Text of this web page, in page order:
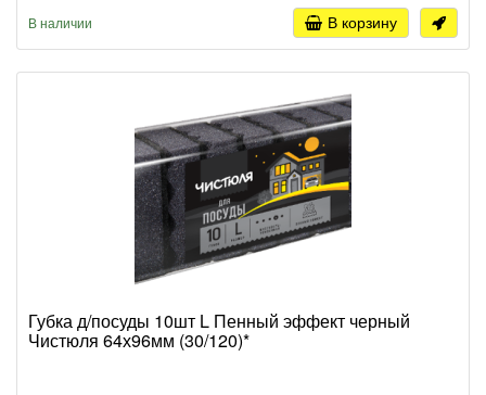
В наличии В корзину
Губка д/посуды 10шт L Пенный эффект черный
Чистюля 64х96мм (30/120)*